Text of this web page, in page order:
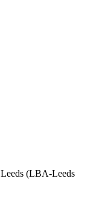
Leeds (LBA-Leeds